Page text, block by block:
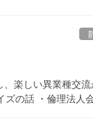
楽しい異業種交
ズの話 ・倫理法人